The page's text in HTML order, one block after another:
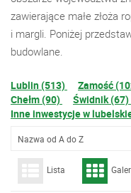
zawierające małe złoża
i margli. Poniżej
budowlane.
Lublin (513) Zamość
Chełm (90)
Świdnik (67)
Inne inwestycje w
Nazwa od A do Z
Lista